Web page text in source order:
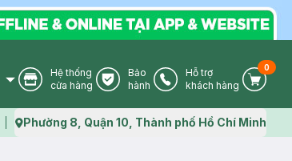
Store Icon
Hệ thống
cửa hàng
Warranty Icon
Bảo
hành
Phone Icon
Hỗ trợ
khách hàng
Cart
0
Map icon
Phường 8, Quận 10, Thành phố Hồ Chí Minh